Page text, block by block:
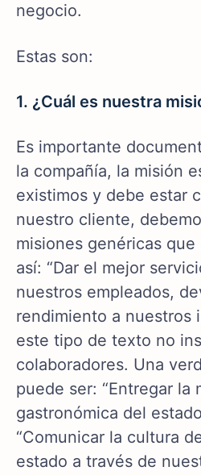
negocio.
Estas son:
1. ¿Cuál es nuestra
Es importante
la compañía, la misión
existimos y debe estar
nuestro cliente,
misiones genéricas
así: “Dar el mejor
nuestros empleados,
rendimiento a nuestros
este tipo de texto no
colaboradores. Una
puede ser: “Entregar la
gastronómica del
“Comunicar la cultura
estado a través de